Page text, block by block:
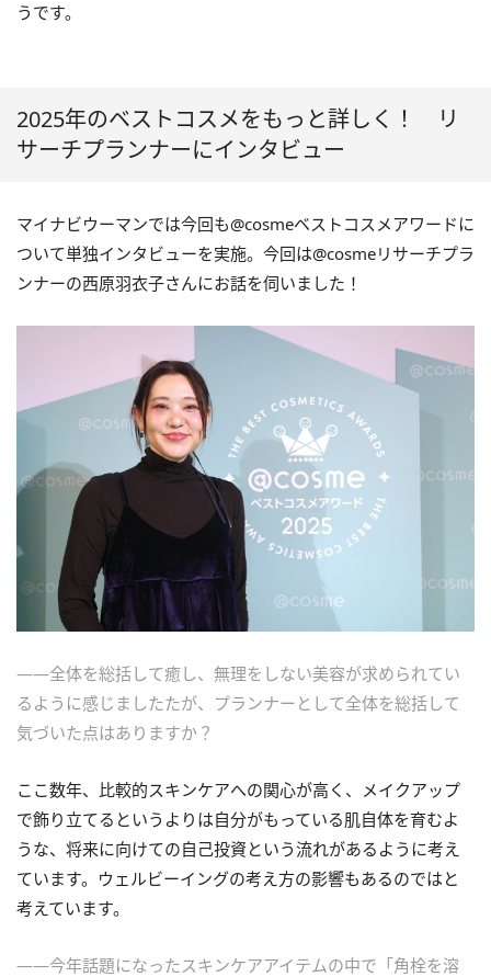
うです。
2025年のベストコスメをもっと詳しく！ リ
サーチプランナーにインタビュー
マイナビウーマンでは今回も@cosmeベストコスメアワードに
ついて単独インタビューを実施。今回は@cosmeリサーチプラ
ンナーの西原羽衣子さんにお話を伺いました！
――全体を総括して癒し、無理をしない美容が求められてい
るように感じましたたが、プランナーとして全体を総括して
気づいた点はありますか？
ここ数年、比較的スキンケアへの関心が高く、メイクアップ
で飾り立てるというよりは自分がもっている肌自体を育むよ
うな、将来に向けての自己投資という流れがあるように考え
ています。ウェルビーイングの考え方の影響もあるのではと
考えています。
――今年話題になったスキンケアアイテムの中で「角栓を溶